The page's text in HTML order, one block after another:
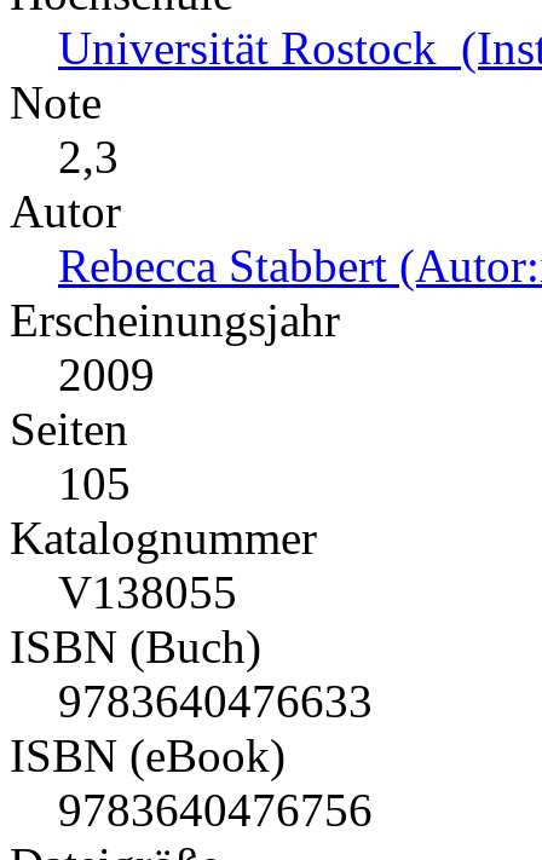
Universität Rostock
Note
2,3
Autor
Rebecca Stabbert
Erscheinungsjahr
2009
Seiten
105
Katalognummer
V138055
ISBN (Buch)
9783640476633
ISBN (eBook)
9783640476756